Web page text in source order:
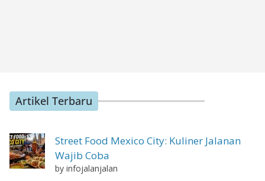
Artikel Terbaru
Street Food Mexico City: Kuliner Jalanan
Wajib Coba
by infojalanjalan